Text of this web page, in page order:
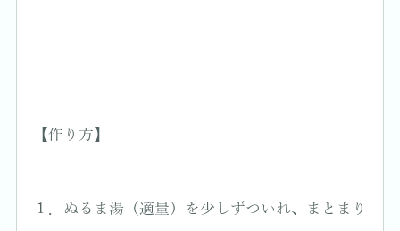
【作り方】
１．ぬるま湯（適量）を少しずついれ、まとまり